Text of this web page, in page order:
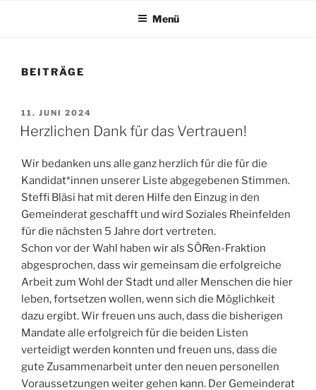
Menü
BEITRÄGE
VERÖFFENTLICHT
AM
11. JUNI 2024
Herzlichen Dank für das Vertrauen!
Wir bedanken uns alle ganz herzlich für die für die
Kandidat*innen unserer Liste abgegebenen Stimmen.
Steffi Bläsi hat mit deren Hilfe den Einzug in den
Gemeinderat geschafft und wird Soziales Rheinfelden
für die nächsten 5 Jahre dort vertreten.
Schon vor der Wahl haben wir als SÖRen-Fraktion
abgesprochen, dass wir gemeinsam die erfolgreiche
Arbeit zum Wohl der Stadt und aller Menschen die hier
leben, fortsetzen wollen, wenn sich die Möglichkeit
dazu ergibt. Wir freuen uns auch, dass die bisherigen
Mandate alle erfolgreich für die beiden Listen
verteidigt werden konnten und freuen uns, dass die
gute Zusammenarbeit unter den neuen personellen
Voraussetzungen weiter gehen kann. Der Gemeinderat